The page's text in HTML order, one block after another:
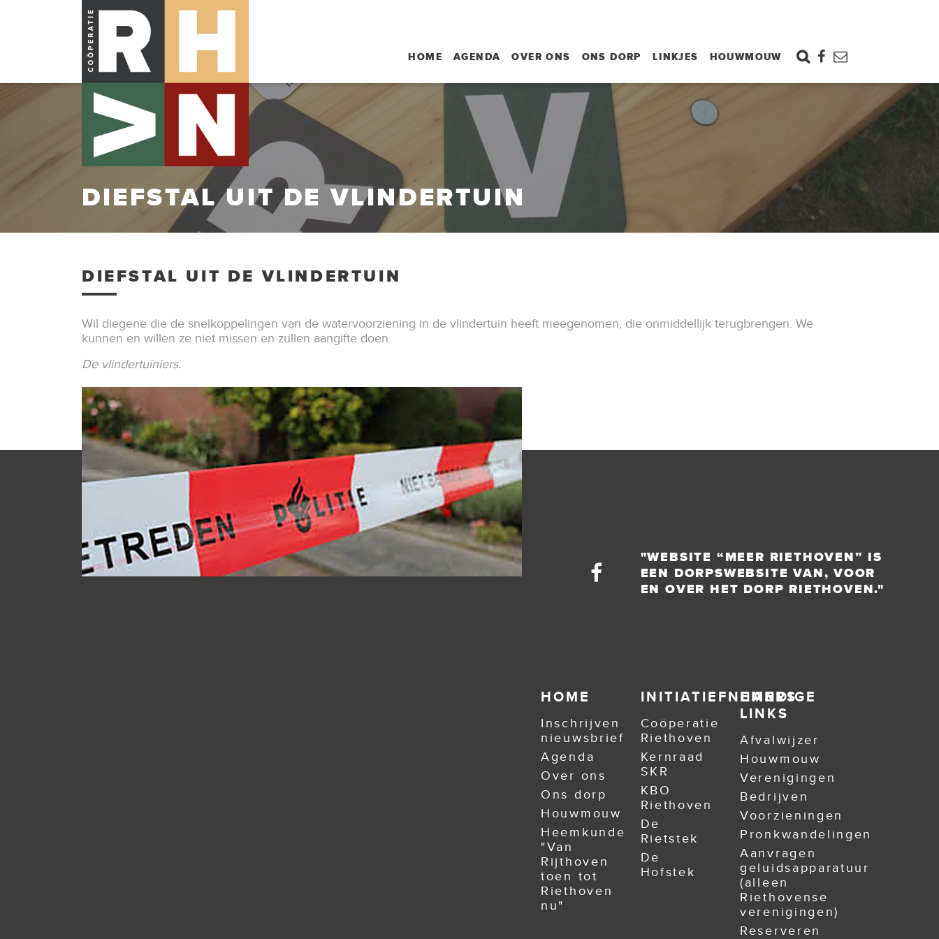
HOME AGENDA OVER ONS ONS DORP LINKJES HOUWMOUW
DIEFSTAL UIT DE VLINDERTUIN
DIEFSTAL UIT DE VLINDERTUIN
Wil diegene die de snelkoppelingen van de watervoorziening in de vlindertuin heeft meegenomen, die onmiddellijk terugbrengen. We
kunnen en willen ze niet missen en zullen aangifte doen.
De vlindertuiniers.
"WEBSITE “MEER RIETHOVEN” IS
EEN DORPSWEBSITE VAN, VOOR
EN OVER HET DORP RIETHOVEN."
HOME
Inschrijven
nieuwsbrief
Agenda
Over ons
Ons dorp
Houwmouw
Heemkunde
"Van
Rijthoven
toen tot
Riethoven
nu"
INITIATIEFNEMERS
Coöperatie
Riethoven
Kernraad
SKR
KBO
Riethoven
De
Rietstek
De
Hofstek
HANDIGE
LINKS
Afvalwijzer
Houwmouw
Verenigingen
Bedrijven
Voorzieningen
Pronkwandelingen
Aanvragen
geluidsapparatuur
(alleen
Riethovense
verenigingen)
Reserveren